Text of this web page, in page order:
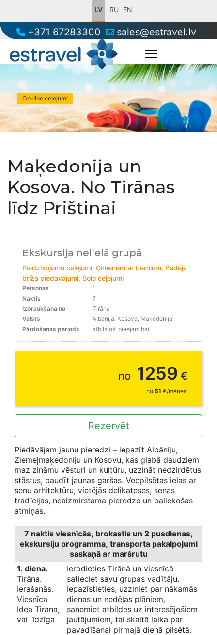
LV RU EN
+371 67283300 sales@estravel.lv
On-line ceļojumi
Maķedonija un
Kosova. No Tirānas
līdz Prištinai
Ekskursija nelielā grupā
Piedzīvojumu ceļojumi, Ģimenēm ar bērniem, Pēdējā
brīža piedāvājumi, Solo ceļojumi
Personas
1
Naktis
7
Izbraukšana no
Tirāna
Valsts
Albānija, Kosova, Maķedonija
Pārdošanas periods
atbilstoši pieejamībai
no 1259 €
no 61 €/mēnesī
Rezervēt
Piedāvājam jaunu pieredzi – iepazīt Albāniju,
Ziemeļmaķedoniju un Kosovu, kas glabā daudziem
maz zināmu vēsturi un kultūru, uzzināt nedzirdētus
stāstus, baudīt jaunas garšas. Vecpilsētas ielas ar
senu arhitektūru, vietējās delikateses, senas
tradīcijas, neaizmirstama pieredze un paliekošas
atmiņas.
7 naktis viesnīcās, brokastis un 2 pusdienas,
ekskursiju programma, transporta pakalpojumi
saskaņā ar maršrutu
1. diena.
Tirāna.
Ierašanās.
Viesnīca
Idea Tirana,
vai līdzīga
Ierodieties Tirānā un viesnīcā
satieciet savu grupas vadītāju.
Iepazīstieties, uzziniet par nākamās
dienas un nedēļas plāniem,
saņemiet atbildes uz interesējošiem
jautājumiem, tai skaitā laika par
pavadīšanai pirmajā dienā pilsētā.